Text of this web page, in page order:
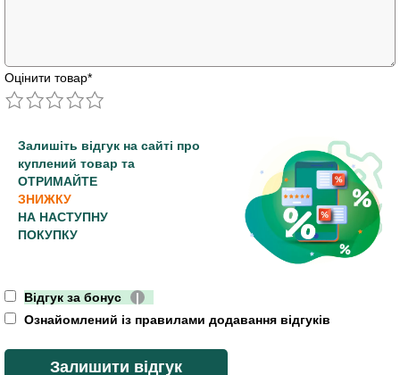
Оцінити товар*
Залишіть відгук на сайті про
куплений товар та
ОТРИМАЙТЕ
ЗНИЖКУ
НА НАСТУПНУ
ПОКУПКУ
Відгук за бонус
|
Ознайомлений із правилами додавання відгуків